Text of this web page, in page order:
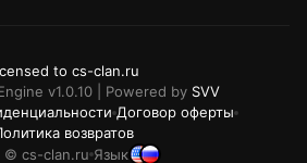
Договор оферты
возвратов
© cs-clan.ru Язык
to cs-clan.ru
v1.0.10 | Powered by SVV